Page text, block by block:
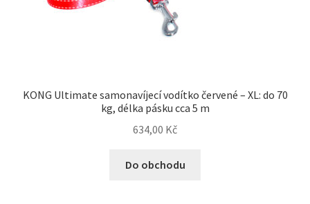
KONG Ultimate samonavíjecí vodítko červené – XL: do 70
kg, délka pásku cca 5 m
634,00 Kč
Do obchodu